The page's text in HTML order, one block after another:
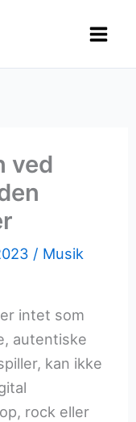
ved
/ Musik
intet som
autentiske
kan ikke
rock eller